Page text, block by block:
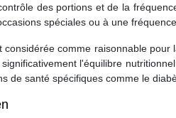
des portions et de la
spéciales ou à une
comme raisonnable
l'équilibre
de santé spécifiques comme le